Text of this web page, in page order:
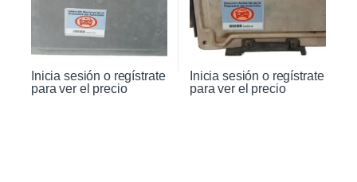
Inicia sesión o regístrate
para ver el precio
Inicia sesión o regístrate
para ver el precio